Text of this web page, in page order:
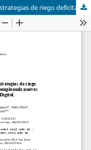
Monitoreo de variables y gestión de estrategias de riego deficitario en un olivar superintensivo empleando nuevas tecnologías de Agricultura Digital